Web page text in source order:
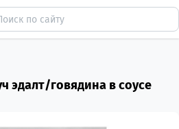
эдалт/говядина в соусе